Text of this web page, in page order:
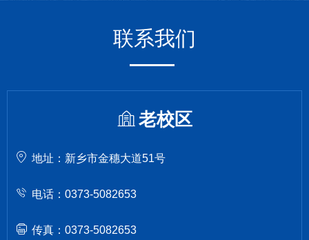
联系我们
老校区
地址：新乡市金穗大道51号
电话：0373-5082653
传真：0373-5082653